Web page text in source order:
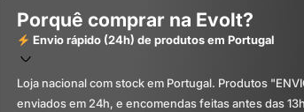
Porquê comprar na Evolt?
Envio rápido (24h) de produtos em Portugal
Loja nacional com stock em Portugal. Produtos
enviados em 24h, e encomendas feitas antes das